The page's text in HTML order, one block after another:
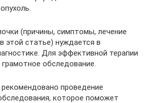
(причины, симптомы, лечение
этой статье) нуждается в
Для эффективной терапии
обследование.
проведение
которое поможет